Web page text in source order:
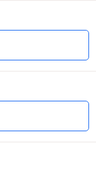
ムをお過ごしく
よいよスタート
非ご堪能下さい♪